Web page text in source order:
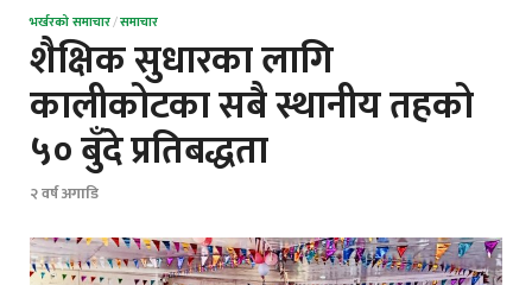
भर्खरको समाचार/समाचार
शैक्षिक सुधारका लागि
कालीकोटका सबै स्थानीय तहको
५० बुँदे प्रतिबद्धता
२ वर्ष अगाडि